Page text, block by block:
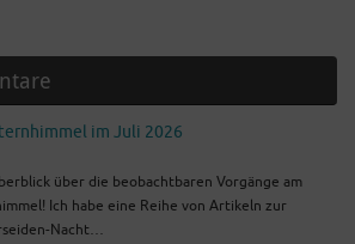
im Juli 2026
über die beobachtbaren Vorgänge am
Ich habe eine Reihe von Artikeln zur
Nacht…